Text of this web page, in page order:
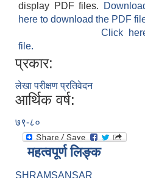
display PDF files.
here to download the PDF
Click
file.
प्रकार:
लेखा परीक्षण प्रतिवेदन
आर्थिक वर्ष:
७९-८०
महत्वपूर्ण लिङ्क
SHRAMSANSAR